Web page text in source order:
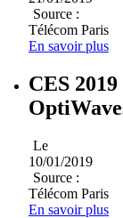
Source :
Télécom Paris
En savoir plus
CES
Le
10/01/2019
Source :
Télécom Paris
En savoir plus